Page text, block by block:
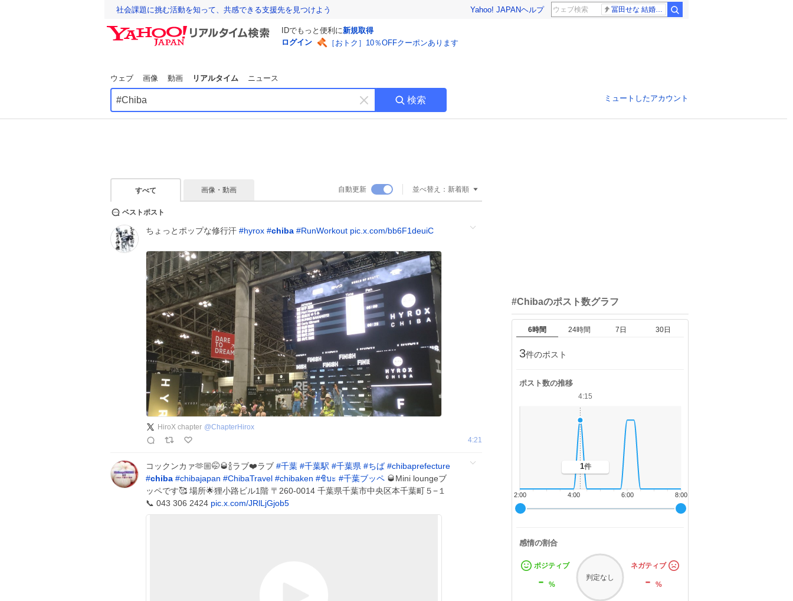
社会課題に挑む活動を知って、共感できる支援先を見つけよう Yahoo! JAPANヘルプ 冨田せな 結婚発表
IDでもっと便利に新規取得
ログイン
［おトク］10％OFFクーポンあります
ウェブ 画像 動画 リアルタイム ニュース
キ
ー
す
検索 ミュートしたアカウント
すべて 画像・動画 自動更新 並べ替え： 新着順
ベストポスト
ちょっとポップな修行汗 #hyrox #chiba #RunWorkout pic.x.com/bb6F1deuiC
HiroX chapter @ChapterHirox
4:21
コックンカァ🫶🏼🤭🥃🍾ラブ❤️ラブ #千葉 #千葉駅 #千葉県 #ちば #chibaprefecture
#chiba #chibajapan #ChibaTravel #chibaken #ชิบะ #千葉ブッペ 🥃Mini loungeブ
ッペです🥰 場所🌟狸小路ビル1階 〒260-0014 千葉県千葉市中央区本千葉町５−１
📞 043 306 2424 pic.x.com/JRlLjGjob5
#Chibaのポスト数グラフ
6時間 24時間 7日 30日
3件のポスト
ポスト数の推移
8:00
6:00
4:00
2:00
4:15
1件
感情の割合
ポジティブ
- %
判定なし
ネガティブ
-%